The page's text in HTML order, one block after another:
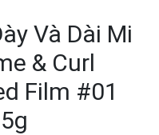
Và Dài Mi
& Curl
Film #01